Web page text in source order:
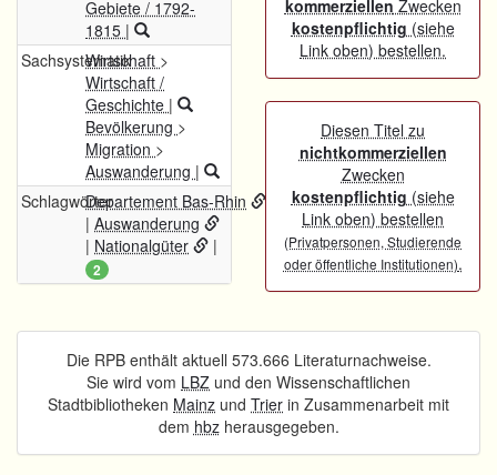
Gebiete / 1792-
1815 |
Sachsystematik
Wirtschaft >
Wirtschaft /
Geschichte |
Bevölkerung >
Migration >
Auswanderung |
SchlagwörterDepartement Bas-Rhin
| Auswanderung
| Nationalgüter |
2
kommerziellen Zwecken
kostenpflichtig (siehe
Link oben) bestellen.
Diesen Titel zu
nichtkommerziellen
Zwecken
kostenpflichtig (siehe
Link oben) bestellen
(Privatpersonen, Studierende
oder öffentliche Institutionen).
Die RPB enthält aktuell 573.666 Literaturnachweise.
Sie wird vom LBZ und den Wissenschaftlichen
Stadtbibliotheken Mainz und Trier in Zusammenarbeit mit
dem hbzherausgegeben.